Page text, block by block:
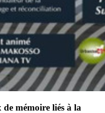
mémoire liés à la